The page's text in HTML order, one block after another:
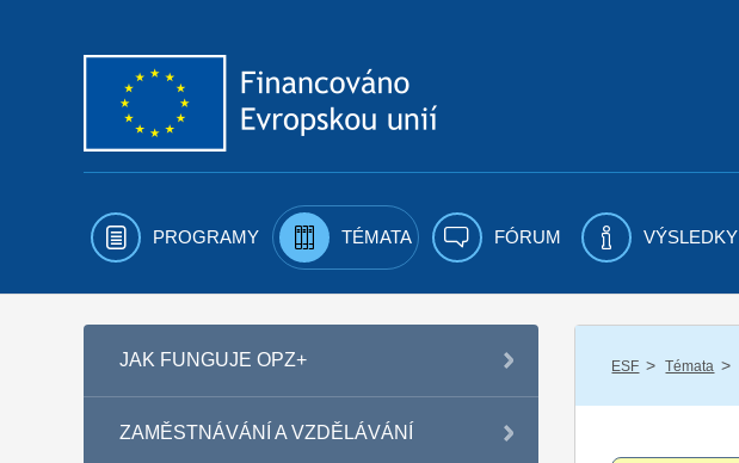
PROGRAMY TÉMATA FÓRUM VÝSLEDKY
JAK FUNGUJE OPZ+
ZAMĚSTNÁVÁNÍ A VZDĚLÁVÁNÍ
ESF / Témata /